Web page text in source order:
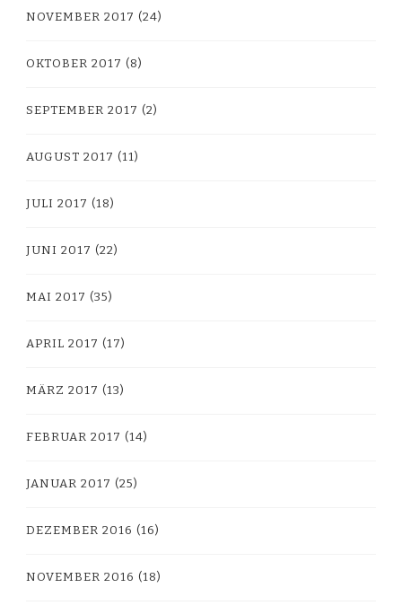
NOVEMBER 2017 (24)
OKTOBER 2017 (8)
SEPTEMBER 2017 (2)
AUGUST 2017 (11)
JULI 2017 (18)
JUNI 2017 (22)
MAI 2017 (35)
APRIL 2017 (17)
MÄRZ 2017 (13)
FEBRUAR 2017 (14)
JANUAR 2017 (25)
DEZEMBER 2016 (16)
NOVEMBER 2016 (18)